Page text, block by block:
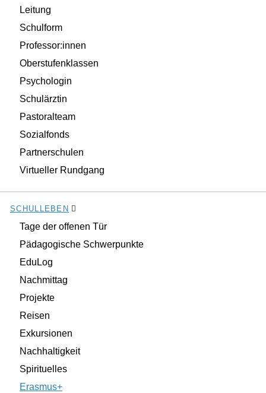
Leitung
Schulform
Professor:innen
Oberstufenklassen
Psychologin
Schulärztin
Pastoralteam
Sozialfonds
Partnerschulen
Virtueller Rundgang
SCHULLEBEN
Tage der offenen Tür
Pädagogische Schwerpunkte
EduLog
Nachmittag
Projekte
Reisen
Exkursionen
Nachhaltigkeit
Spirituelles
Erasmus+